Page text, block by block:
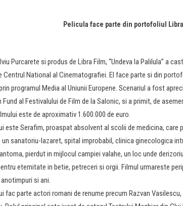
Pelicula face parte din portofoliul
Purcarete si produs de Libra Film, “Undeva la Palilula” a
Centrul National al Cinematografiei. El face parte si din
programul Media al Uniunii Europene. Scenariul a fost
Fund al Festivalului de Film de la Salonic, si a primit, de
este de aproximativ 1.600.000 de euro.
este Serafim, proaspat absolvent al scolii de medicina, care
sanatoriu-lazaret, spital improbabil, clinica ginecologica
pierdut in mijlocul campiei valahe, un loc unde
eternitate in betie, petreceri si orgii. Filmul urmareste
si ani.
fac parte actori romani de renume precum Razvan